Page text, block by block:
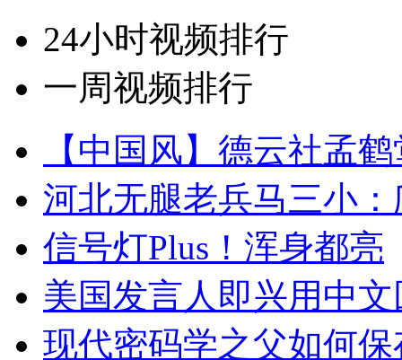
24小时视频排行
一周视频排行
【中国风】德云社孟
河北无腿老兵马三小
信号灯Plus！浑身都亮
美国发言人即兴用中
现代密码学之父如何